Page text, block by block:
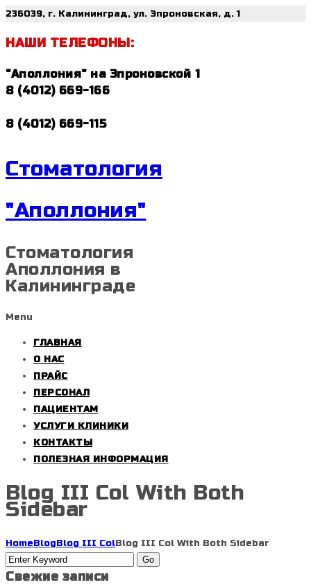
236039, г. Калининград, ул. Эпроновская, д. 1
НАШИ ТЕЛЕФОНЫ:
"Аполлония" на Эпроновской 1
8 (4012) 669-166
8 (4012) 669-115
Стоматология
"Аполлония"
Стоматология
Аполлония в
Калининграде
Menu
ГЛАВНАЯ
О НАС
ПРАЙС
ПЕРСОНАЛ
ПАЦИЕНТАМ
УСЛУГИ КЛИНИКИ
КОНТАКТЫ
ПОЛЕЗНАЯ ИНФОРМАЦИЯ
Blog III Col With Both
Sidebar
HomeBlogBlog III ColBlog III Col With Both Sidebar
Свежие записи